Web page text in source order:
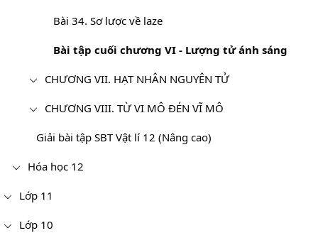
Bài 34. Sơ lược về laze
Bài tập cuối chương VI - Lượng tử ánh sáng
CHƯƠNG VII. HẠT NHÂN NGUYÊN TỬ
CHƯƠNG VIII. TỪ VI MÔ ĐÉN VĨ MÔ
Giải bài tập SBT Vật lí 12 (Nâng cao)
Hóa học 12
Lớp 11
Lớp 10